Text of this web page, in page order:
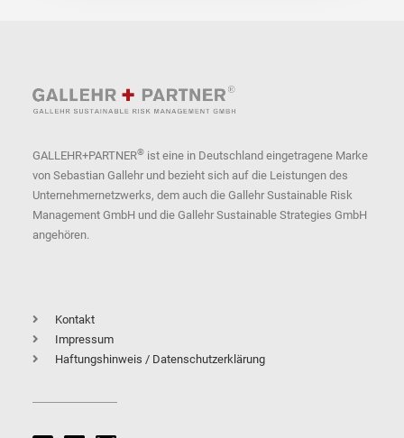
GALLEHR+PARTNER® ist eine in Deutschland eingetragene Marke
von Sebastian Gallehr und bezieht sich auf die Leistungen des
Unternehmernetzwerks, dem auch die Gallehr Sustainable Risk
Management GmbH und die Gallehr Sustainable Strategies GmbH
angehören.
Kontakt
Impressum
Haftungshinweis / Datenschutzerklärung